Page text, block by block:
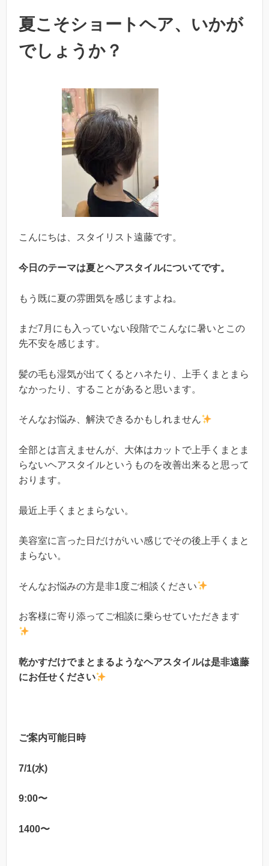
k
夏こそショートヘア、いかが
でしょうか？
こんにちは、スタイリスト遠藤です。
今日のテーマは夏とヘアスタイルについてです。
もう既に夏の雰囲気を感じますよね。
まだ7月にも入っていない段階でこんなに暑いとこの
先不安を感じます。
髪の毛も湿気が出てくるとハネたり、上手くまとまら
なかったり、することがあると思います。
そんなお悩み、解決できるかもしれません
全部とは言えませんが、大体はカットで上手くまとま
らないヘアスタイルというものを改善出来ると思って
おります。
最近上手くまとまらない。
美容室に言った日だけがいい感じでその後上手くまと
まらない。
そんなお悩みの方是非1度ご相談ください
お客様に寄り添ってご相談に乗らせていただきます
乾かすだけでまとまるようなヘアスタイルは是非遠藤
にお任せください
ご案内可能日時
7/1(水)
9:00〜
1400〜